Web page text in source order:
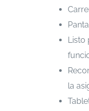
Listo
la